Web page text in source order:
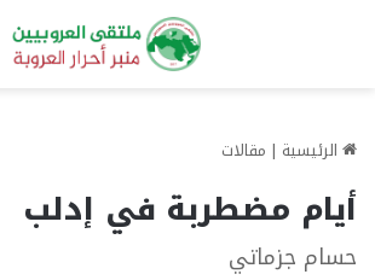
الرئيسية | مقالات
أيام مضطربة في إدلب
حسام جزماتي